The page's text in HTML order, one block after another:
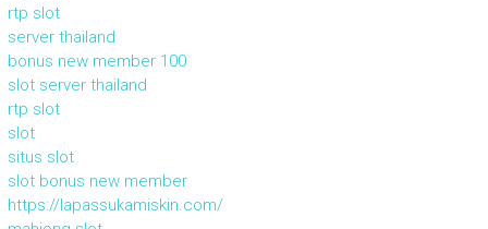
rtp slot
server thailand
bonus new member 100
slot server thailand
rtp slot
slot
situs slot
slot bonus new member
https://lapassukamiskin.com/